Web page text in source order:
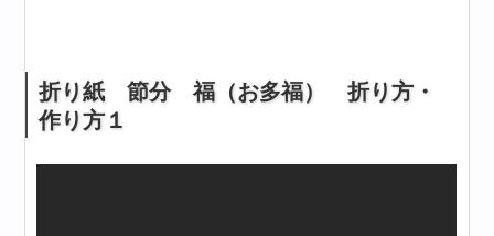
折り紙 節分 福（お多福） 折り方・
作り方１